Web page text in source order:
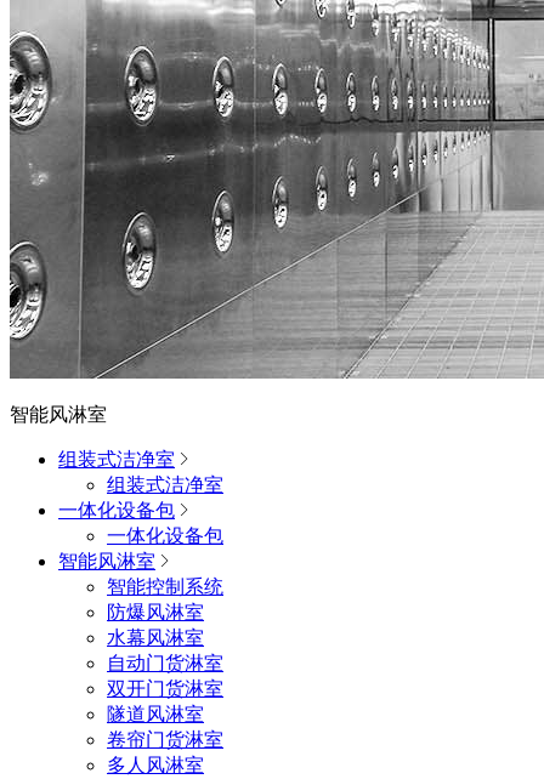
智能风淋室
组装式洁净室
组装式洁净室
一体化设备包
一体化设备包
智能风淋室
智能控制系统
防爆风淋室
水幕风淋室
自动门货淋室
双开门货淋室
隧道风淋室
卷帘门货淋室
多人风淋室